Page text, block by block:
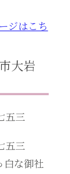
ジはこち
大岩
白な御社